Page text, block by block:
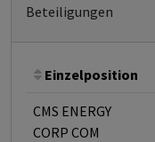
Beteiligungen
Einzelposition
CMS ENERGY
CORP COM